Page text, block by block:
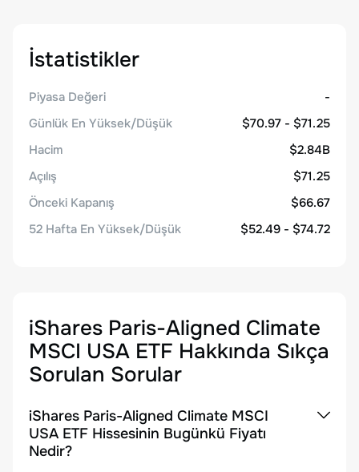
İstatistikler
Piyasa Değeri
-
Günlük En Yüksek/Düşük
$70.97 - $71.25
Hacim
$2.84B
Açılış
$71.25
Önceki Kapanış
$66.67
52 Hafta En Yüksek/Düşük
$52.49 - $74.72
iShares Paris-Aligned Climate
MSCI USA ETF Hakkında Sıkça
Sorulan Sorular
iShares Paris-Aligned Climate MSCI
USA ETF Hissesinin Bugünkü Fiyatı
Nedir?